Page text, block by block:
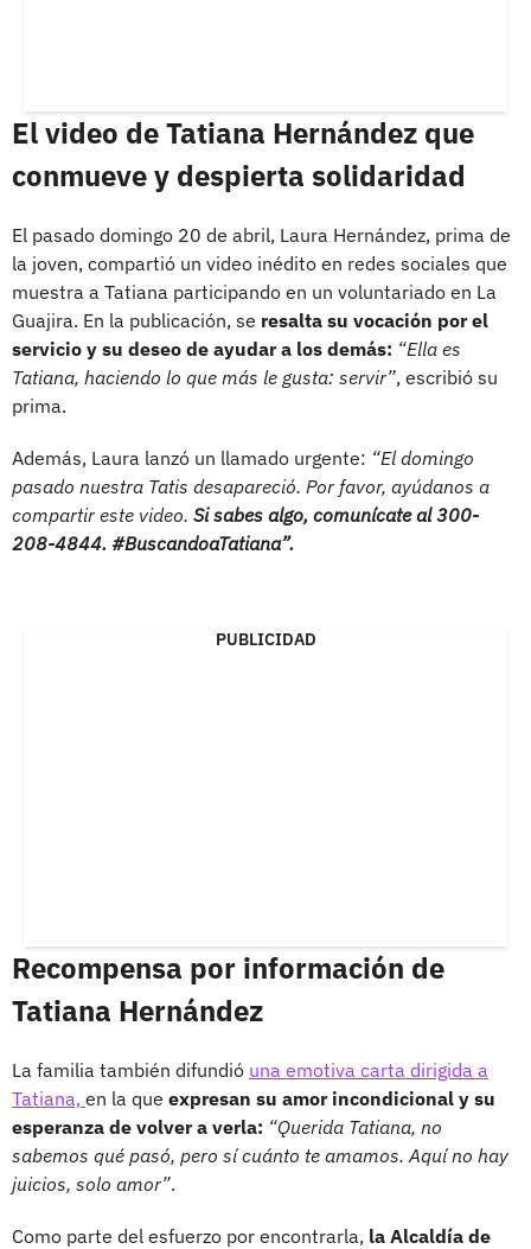
El video de Tatiana Hernández que
conmueve y despierta solidaridad
El pasado domingo 20 de abril, Laura Hernández, prima de
la joven, compartió un video inédito en redes sociales que
muestra a Tatiana participando en un voluntariado en La
Guajira. En la publicación, se resalta su vocación por el
servicio y su deseo de ayudar a los demás: “Ella es
Tatiana, haciendo lo que más le gusta: servir”, escribió su
prima.
Además, Laura lanzó un llamado urgente: “El domingo
pasado nuestra Tatis desapareció. Por favor, ayúdanos a
compartir este video. Si sabes algo, comunícate al 300-
208-4844. #BuscandoaTatiana”.
PUBLICIDAD
Recompensa por información de
Tatiana Hernández
La familia también difundió una emotiva carta dirigida a
Tatiana, en la que expresan su amor incondicional y su
esperanza de volver a verla: “Querida Tatiana, no
sabemos qué pasó, pero sí cuánto te amamos. Aquí no hay
juicios, solo amor”.
Como parte del esfuerzo por encontrarla, la Alcaldía de